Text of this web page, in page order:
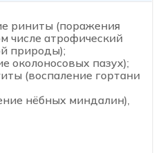
риниты (поражения
числе атрофический
природы);
околоносовых пазух);
(воспаление гортани
нёбных миндалин),